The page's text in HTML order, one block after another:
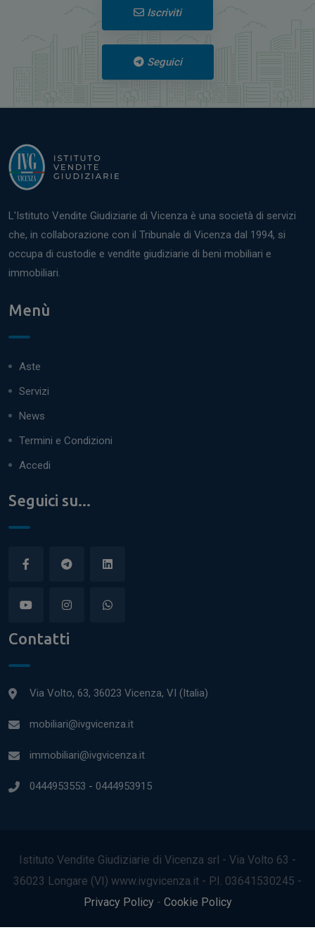
Iscriviti
Seguici
L'Istituto Vendite Giudiziarie di Vicenza è una società di servizi
che, in collaborazione con il Tribunale di Vicenza dal 1994, si
occupa di custodie e vendite giudiziarie di beni mobiliari e
immobiliari.
Menù
Aste
Servizi
News
Termini e Condizioni
Accedi
Seguici su...
Contatti
Via Volto, 63, 36023 Vicenza, VI (Italia)
mobiliari@ivgvicenza.it
immobiliari@ivgvicenza.it
0444953553 - 0444953915
Istituto Vendite Giudiziarie di Vicenza srl - Via Volto 63 -
36023 Longare (VI) www.ivgvicenza.it - P.I. 03641530245 -
Privacy Policy - Cookie Policy